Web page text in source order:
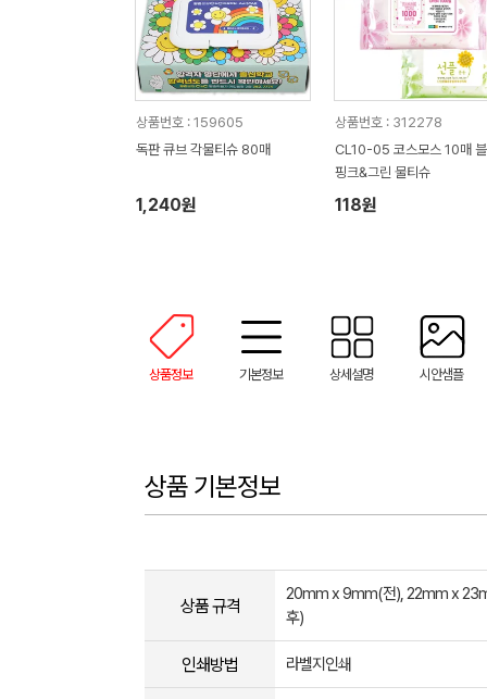
상품번호 : 159605
독판 큐브 각물티슈 80매
1,240원
상품번호 : 312278
CL10-05 코스모스 10매
핑크&그린 물티슈
118원
상품정보 기본정보 상세설명 시안샘플
상품 기본정보
상품 규격
20mm x 9mm(전), 22mm x
후)
인쇄방법 라벨지인쇄